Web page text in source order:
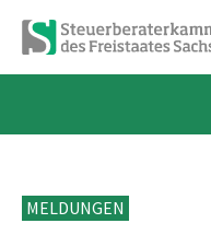
Zum Inhalt springen
Zur Navigation springen
Zum Fußbereich und
MELDUNGEN